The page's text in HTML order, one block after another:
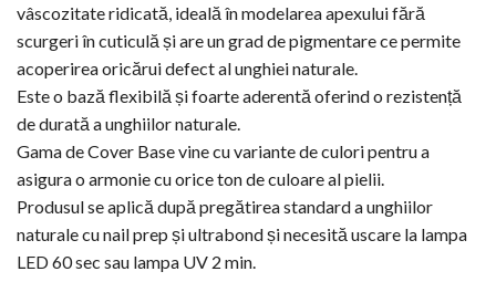
vâscozitate ridicată, ideală în modelarea apexului fără
scurgeri în cuticulă și are un grad de pigmentare ce permite
acoperirea oricărui defect al unghiei naturale.
Este o bază flexibilă și foarte aderentă oferind o rezistență
de durată a unghiilor naturale.
Gama de Cover Base vine cu variante de culori pentru a
asigura o armonie cu orice ton de culoare al pielii.
Produsul se aplică după pregătirea standard a unghiilor
naturale cu nail prep și ultrabond și necesită uscare la lampa
LED 60 sec sau lampa UV 2 min.